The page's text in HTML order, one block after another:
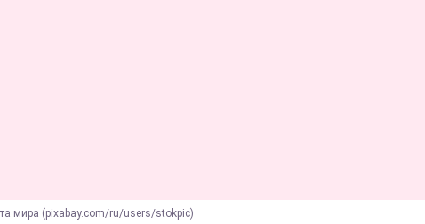
мира (pixabay.com/ru/users/stokpic)